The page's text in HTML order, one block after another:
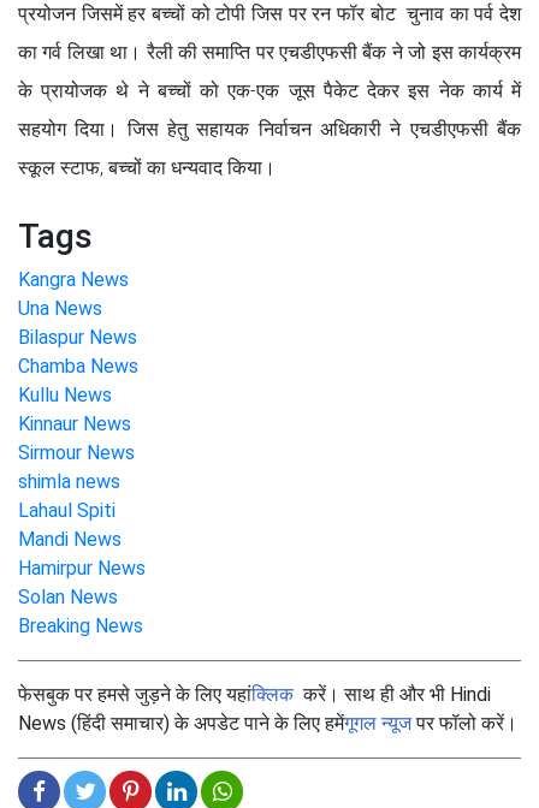
प्रयोजन जिसमें हर बच्चों को टोपी जिस पर रन फॉर बोट चुनाव का पर्व देश
का गर्व लिखा था। रैली की समाप्ति पर एचडीएफसी बैंक ने जो इस कार्यक्रम
के प्रायोजक थे ने बच्चों को एक-एक जूस पैकेट देकर इस नेक कार्य में
सहयोग दिया। जिस हेतु सहायक निर्वाचन अधिकारी ने एचडीएफसी बैंक
स्कूल स्टाफ, बच्चों का धन्यवाद किया।
Tags
Kangra News
Una News
Bilaspur News
Chamba News
Kullu News
Kinnaur News
Sirmour News
shimla news
Lahaul Spiti
Mandi News
Hamirpur News
Solan News
Breaking News
फेसबुक पर हमसे जुड़ने के लिए यहांक्लिककरें। साथ ही और भी Hindi
News (हिंदी समाचार) के अपडेट पाने के लिए हमेंगूगल न्यूजपर फॉलो करें।